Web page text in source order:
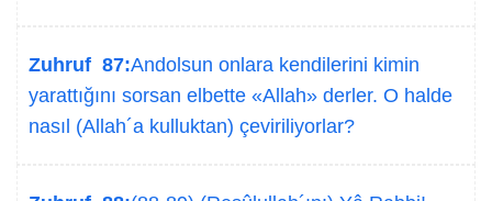
Zuhruf 87:Andolsun onlara kendilerini kimin
yarattığını sorsan elbette «Allah» derler. O halde
nasıl (Allah´a kulluktan) çeviriliyorlar?